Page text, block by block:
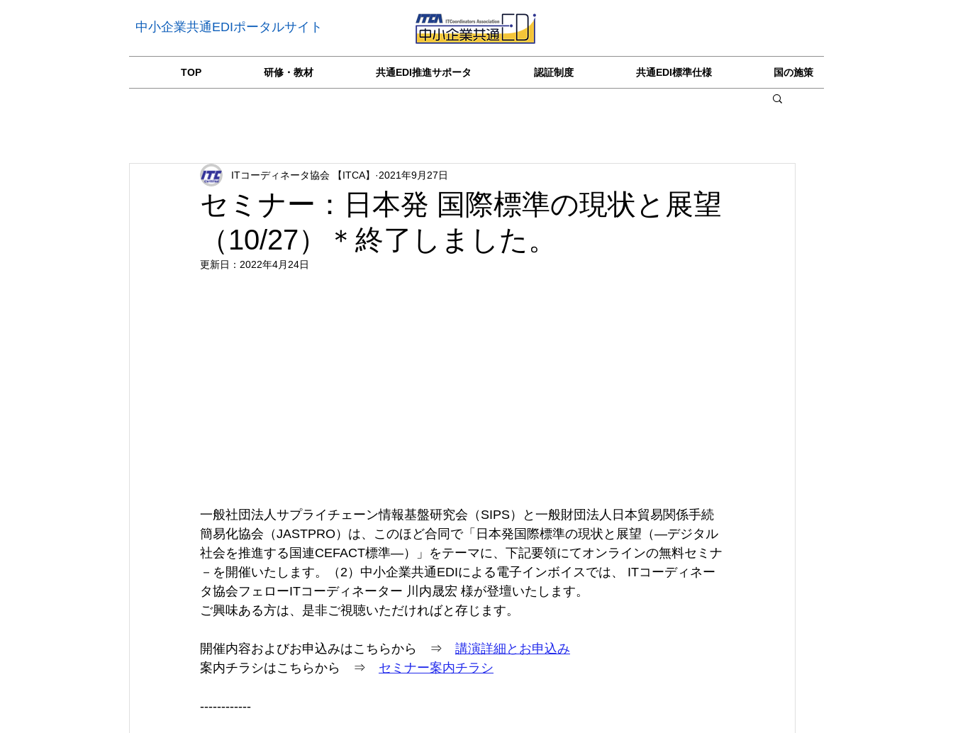
中小企業共通EDIポータルサイト
TOP 研修・教材 共通EDI推進サポータ 認証制度 共通EDI標準仕様 国の施策
セミナー：日本発 国際標準の現状と展望
（10/27）＊終了しました。
ITコーディネータ協会 【ITCA】 2021年9月27日
更新日： 2022年4月24日
一般社団法人サプライチェーン情報基盤研究会（SIPS）と一般財団法人日本貿易関係手続
簡易化協会（JASTPRO）は、このほど合同で「日本発国際標準の現状と展望（―デジタル
社会を推進する国連CEFACT標準―）」をテーマに、下記要領にてオンラインの無料セミナ
－を開催いたします。（2）中⼩企業共通EDIによる電⼦インボイスでは、 ITコーディネー
タ協会フェローITコーディネーター 川内晟宏 様が登壇いたします。
ご興味ある方は、是非ご視聴いただければと存じます。
開催内容およびお申込みはこちらから　⇒ 講演詳細とお申込み
案内チラシはこちらから　⇒ セミナー案内チラシ
------------